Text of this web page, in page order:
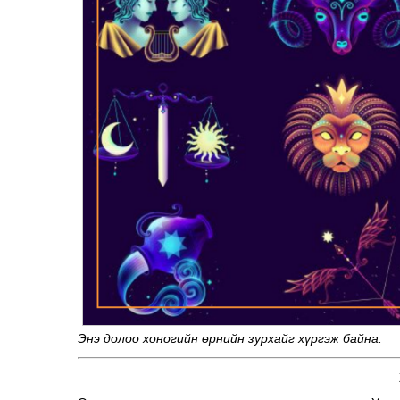
Энэ долоо хоногийн өрнийн зурхайг хүргэж байна.